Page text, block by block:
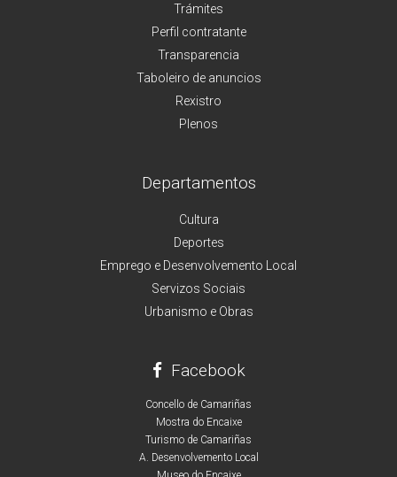
Trámites
Perfil contratante
Transparencia
Taboleiro de anuncios
Rexistro
Plenos
Departamentos
Cultura
Deportes
Emprego e Desenvolvemento Local
Servizos Sociais
Urbanismo e Obras
Facebook
Concello de Camariñas
Mostra do Encaixe
Turismo de Camariñas
A. Desenvolvemento Local